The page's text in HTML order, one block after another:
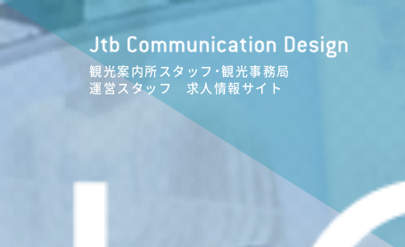
観光案内所スタッフ・観光事務局
運営スタッフ 求人情報サイト